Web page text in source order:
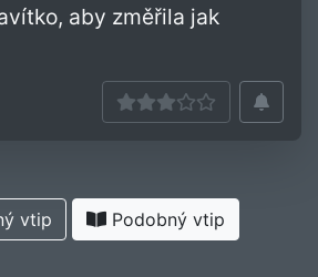
aby změřila jak
vtip Podobný vtip